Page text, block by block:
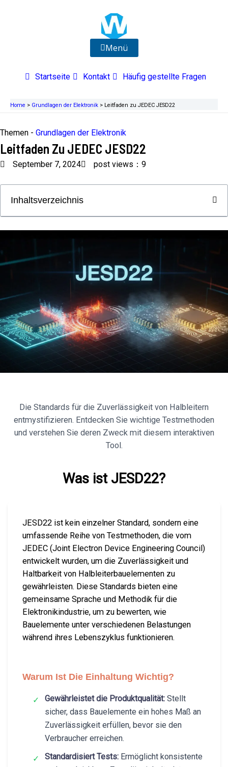
Menü
Startseite Kontakt Häufig gestellte Fragen
Home > Grundlagen der Elektronik > Leitfaden zu JEDEC JESD22
Themen - Grundlagen der Elektronik
Leitfaden Zu JEDEC JESD22
September 7, 2024 post views：9
Inhaltsverzeichnis
Die Standards für die Zuverlässigkeit von Halbleitern
entmystifizieren. Entdecken Sie wichtige Testmethoden
und verstehen Sie deren Zweck mit diesem interaktiven
Tool.
Was ist JESD22?
JESD22 ist kein einzelner Standard, sondern eine
umfassende Reihe von Testmethoden, die vom
JEDEC (Joint Electron Device Engineering Council)
entwickelt wurden, um die Zuverlässigkeit und
Haltbarkeit von Halbleiterbauelementen zu
gewährleisten. Diese Standards bieten eine
gemeinsame Sprache und Methodik für die
Elektronikindustrie, um zu bewerten, wie
Bauelemente unter verschiedenen Belastungen
während ihres Lebenszyklus funktionieren.
Warum Ist Die Einhaltung Wichtig?
✓ Gewährleistet die Produktqualität:Stellt
sicher, dass Bauelemente ein hohes Maß an
Zuverlässigkeit erfüllen, bevor sie den
Verbraucher erreichen.
✓ Standardisiert Tests:Ermöglicht konsistente